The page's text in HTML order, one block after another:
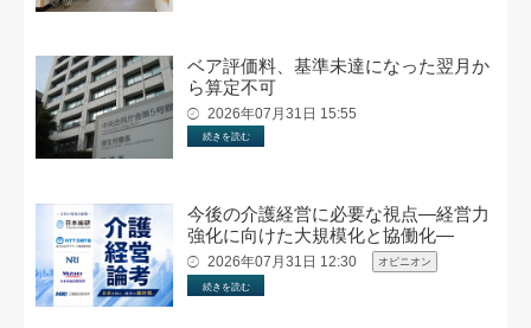
ベア評価料、基準未達になった翌月か
ら算定不可
2026年07月31日 15:55
続きを読む
今後の介護経営に必要な視点―経営力
強化に向けた大規模化と協働化―
2026年07月31日 12:30 オピニオン
続きを読む